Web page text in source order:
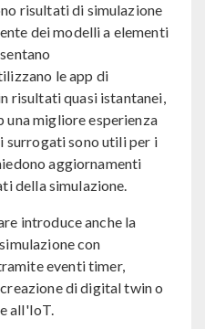
risultati di simulazione
dei modelli a elementi
le app di
risultati quasi istantanei,
migliore esperienza
surrogati sono utili per i
aggiornamenti
della simulazione.
introduce anche la
con
eventi timer,
di digital twin o
all'IoT.